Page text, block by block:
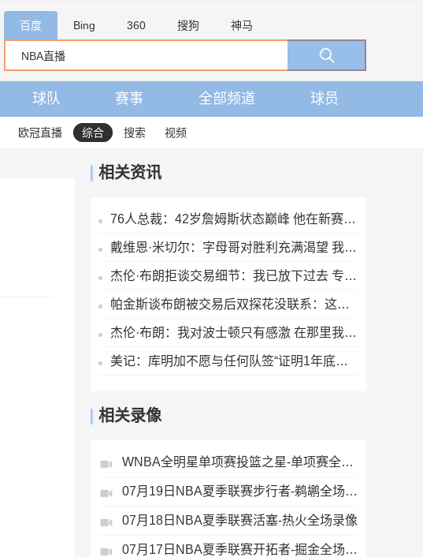
百度 Bing 360 搜狗 神马
球队 赛事 全部频道 球员
欧冠直播 综合 搜索 视频
相关资讯
76人总裁：42岁詹姆斯状态巅峰 他在新赛季能打出MVP级别的表现
戴维恩·米切尔：字母哥对胜利充满渴望 我们的交谈非常融洽
杰伦·布朗拒谈交易细节：我已放下过去 专注当下
帕金斯谈布朗被交易后双探花没联系：这有啥惊讶？他们场外没私交
杰伦·布朗：我对波士顿只有感激 在那里我成长为一个真正的男人
美记：库明加不愿与任何队签“证明1年底薪” 湖人仍是热门下家
相关录像
WNBA全明星单项赛投篮之星-单项赛全场录像
07月19日NBA夏季联赛步行者-鹈鹕全场录像
07月18日NBA夏季联赛活塞-热火全场录像
07月17日NBA夏季联赛开拓者-掘金全场录像